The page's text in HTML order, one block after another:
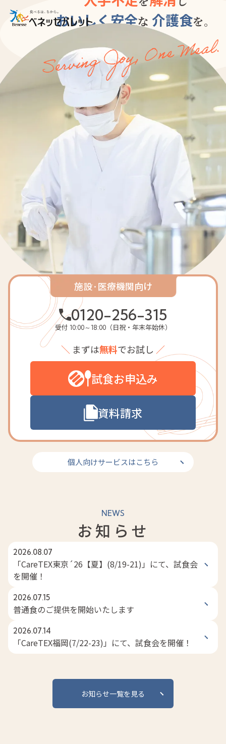
ベネッセパレットの介
パレットデリについて
商品について
介護食OEM
福祉・医療機関向け配食サー
ベネッセパレットのこ
わたしたちについて
数字でわかるベネッセパレッ
高齢者向けのお食事にかける
安全へのこだわり
個人向けサービス
お知らせ お問い合わせ
関連サイト
ベネッセスタイルケア ケアヒ
おいしく安全な 介護食を。
施設·医療機関向け
0120-256-315
受付 10:00～18:00（日祝・年末年始休）
＼ まずは無料でお試し ／
試食お申込み
資料請求
個人向けサービスはこちら
NEWS
お知らせ
2026.08.07
「CareTEX東京´26【夏】(8/19-21)」にて、試食会
を開催！
2026.07.15
普通食のご提供を開始いたします
2026.07.14
「CareTEX福岡(7/22-23)」にて、試食会を開催！
お知らせ一覧を見る